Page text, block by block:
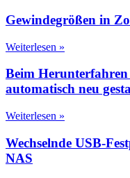
Gewindegrößen in
Weiterlesen »
Beim
automatisch neu
Weiterlesen »
Wechselnde USB-
NAS